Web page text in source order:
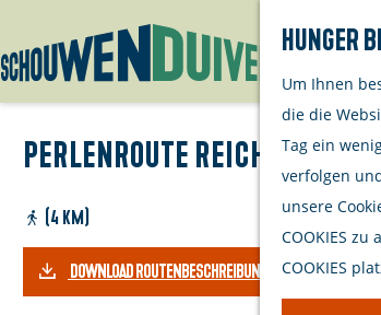
Hunger
Um Ihnen
die die
Tag ein
verfolgen
unsere
COOKIES
COOKIES
G
Perlenroute Reichtum -
(4 km)
DOWNLOAD ROUTENBESCHREIBUNG